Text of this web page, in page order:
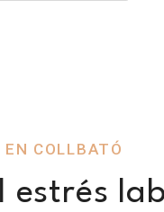
COLLBATÓ